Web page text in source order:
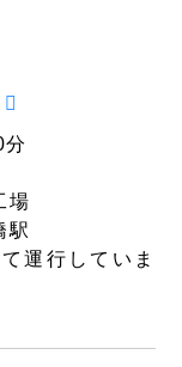
分
場
駅
運行していま